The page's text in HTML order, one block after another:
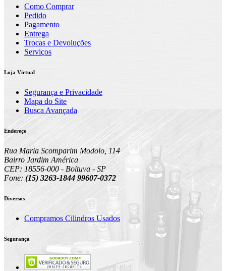
Como Comprar
Pedido
Pagamento
Entrega
Trocas e Devoluções
Serviços
Loja Virtual
Segurança e Privacidade
Mapa do Site
Busca Avançada
Endereço
Rua Maria Scomparim Modolo, 114
Bairro Jardim América
CEP: 18556-000 - Boituva - SP
Fone: (15) 3263-1844 99607-0372
Diversos
Compramos Cilindros Usados
Segurança